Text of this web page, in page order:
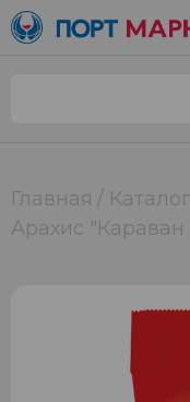
Главная Каталог
Арахис